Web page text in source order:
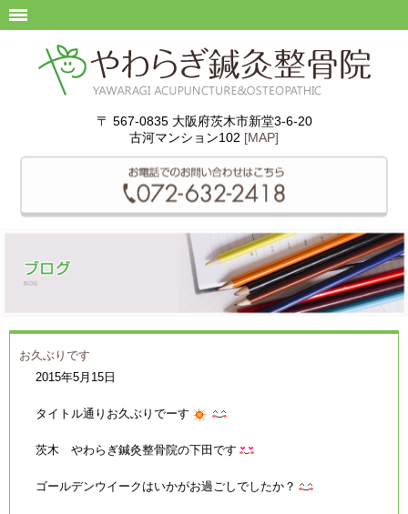
〒 567-0835 大阪府茨木市新堂3-6-20
古河マンション102 [MAP]
お久ぶりです
2015年5月15日
タイトル通りお久ぶりでーす
茨木 やわらぎ鍼灸整骨院の下田です
ゴールデンウイークはいかがお過ごしでしたか？